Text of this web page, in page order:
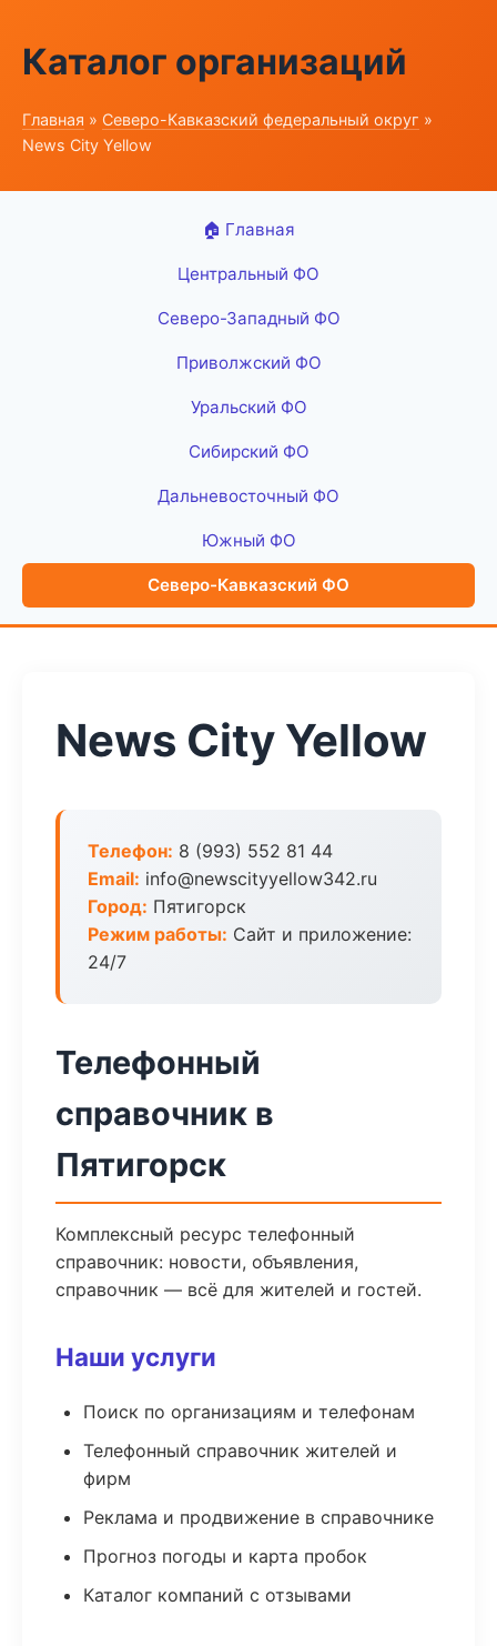
Каталог организаций
Главная » Северо-Кавказский федеральный округ »
News City Yellow
🏠 Главная
Центральный ФО
Северо-Западный ФО
Приволжский ФО
Уральский ФО
Сибирский ФО
Дальневосточный ФО
Южный ФО
Северо-Кавказский ФО
News City Yellow
Телефон: 8 (993) 552 81 44
Email: info@newscityyellow342.ru
Город: Пятигорск
Режим работы: Сайт и приложение:
24/7
Телефонный
справочник в
Пятигорск
Комплексный ресурс телефонный
справочник: новости, объявления,
справочник — всё для жителей и гостей.
Наши услуги
Поиск по организациям и телефонам
Телефонный справочник жителей и
фирм
Реклама и продвижение в справочнике
Прогноз погоды и карта пробок
Каталог компаний с отзывами